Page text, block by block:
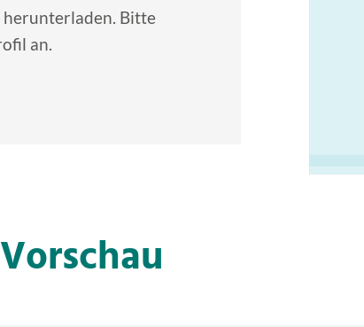
herunterladen. Bitte
an.